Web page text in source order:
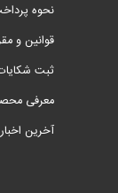
نحوه
قوانین و
ثبت
معرفی
آخرین